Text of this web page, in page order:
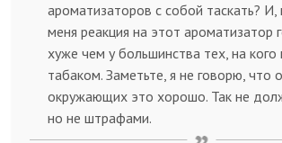
ароматизаторов с собой таскать? И,
меня реакция на этот ароматизатор
хуже чем у большинства тех, на кого
табаком. Заметьте, я не говорю, что
окружающих это хорошо. Так не
но не штрафами.